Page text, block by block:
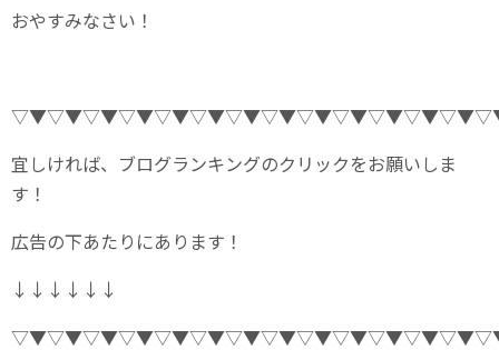
おやすみなさい！
宜しければ、ブログランキングのクリックをお願いしま
す！
広告の下あたりにあります！
↓↓↓↓↓↓